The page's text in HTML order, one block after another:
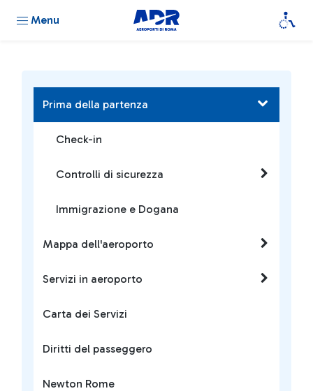
Menu
Prima della partenza
Check-in
Controlli di sicurezza
Immigrazione e Dogana
Mappa dell'aeroporto
Servizi in aeroporto
Carta dei Servizi
Diritti del passeggero
Newton Rome